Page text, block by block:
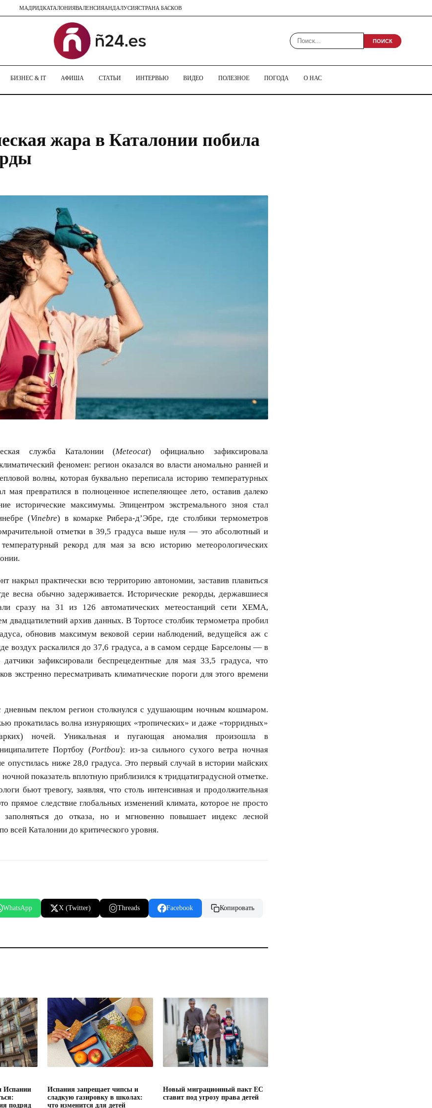
МАДРИДКАТАЛОНИЯВАЛЕНСИЯАНДАЛУСИЯСТРАНА БАСКОВ
ПОИСК
БИЗНЕС & IT АФИША СТАТЬИ ИНТЕРВЬЮ ВИДЕО ПОЛЕЗНОЕ ПОГОДА О НАС
жара в Каталонии побила
служба Каталонии (Meteocat) официально зафиксировала
феномен: регион оказался во власти аномально ранней и
волны, которая буквально переписала историю температурных
мая превратился в полноценное испепеляющее лето, оставив далеко
исторические максимумы. Эпицентром экстремального зноя стал
(Vinebre) в комарке Рибера-д’Эбре, где столбики термометров
отметки в 39,5 градуса выше нуля — это абсолютный и
температурный рекорд для мая за всю историю метеорологических
накрыл практически всю территорию автономии, заставив плавиться
весна обычно задерживается. Исторические рекорды, державшиеся
сразу на 31 из 126 автоматических метеостанций сети XEMA,
двадцатилетний архив данных. В Тортосе столбик термометра пробил
обновив максимум вековой серии наблюдений, ведущейся аж с
воздух раскалился до 37,6 градуса, а в самом сердце Барселоны — в
зафиксировали беспрецедентные для мая 33,5 градуса, что
экстренно пересматривать климатические пороги для этого времени
дневным пеклом регион столкнулся с удушающим ночным кошмаром.
прокатилась волна изнуряющих «тропических» и даже «торридных»
ночей. Уникальная и пугающая аномалия произошла в
Портбоу (Portbou): из-за сильного сухого ветра ночная
опустилась ниже 28,0 градуса. Это первый случай в истории майских
показатель вплотную приблизился к тридцатиградусной отметке.
бьют тревогу, заявляя, что столь интенсивная и продолжительная
прямое следствие глобальных изменений климата, которое не просто
заполняться до отказа, но и мгновенно повышает индекс лесной
всей Каталонии до критического уровня.
WhatsApp X (Twitter) Threads Facebook Копировать
Испании
подряд
Испания запрещает чипсы и
сладкую газировку в школах:
что изменится для детей
Новый миграционный пакт ЕС
ставит под угрозу права детей